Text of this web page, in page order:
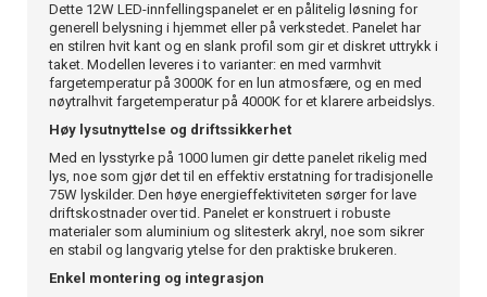
Dette 12W LED-innfellingspanelet er en pålitelig løsning for
generell belysning i hjemmet eller på verkstedet. Panelet har
en stilren hvit kant og en slank profil som gir et diskret uttrykk i
taket. Modellen leveres i to varianter: en med varmhvit
fargetemperatur på 3000K for en lun atmosfære, og en med
nøytralhvit fargetemperatur på 4000K for et klarere arbeidslys.
Høy lysutnyttelse og driftssikkerhet
Med en lysstyrke på 1000 lumen gir dette panelet rikelig med
lys, noe som gjør det til en effektiv erstatning for tradisjonelle
75W lyskilder. Den høye energieffektiviteten sørger for lave
driftskostnader over tid. Panelet er konstruert i robuste
materialer som aluminium og slitesterk akryl, noe som sikrer
en stabil og langvarig ytelse for den praktiske brukeren.
Enkel montering og integrasjon